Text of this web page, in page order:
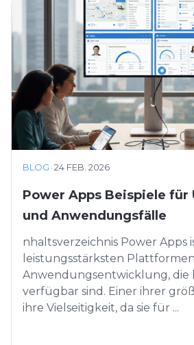
BLOG ·24 FEB. 2026
Power Apps Beispiele für
und Anwendungsfälle
nhaltsverzeichnis Power Apps
leistungsstärksten
Anwendungsentwicklung, die
verfügbar sind. Einer ihrer
ihre Vielseitigkeit, da sie für ...